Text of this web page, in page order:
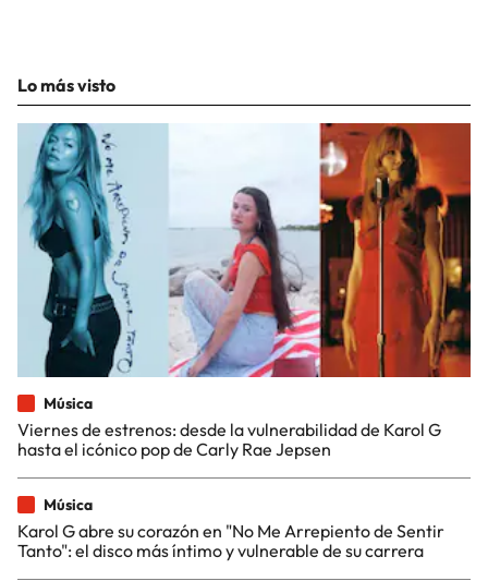
Lo más visto
Música
Viernes de estrenos: desde la vulnerabilidad de Karol G
hasta el icónico pop de Carly Rae Jepsen
Música
Karol G abre su corazón en "No Me Arrepiento de Sentir
Tanto": el disco más íntimo y vulnerable de su carrera